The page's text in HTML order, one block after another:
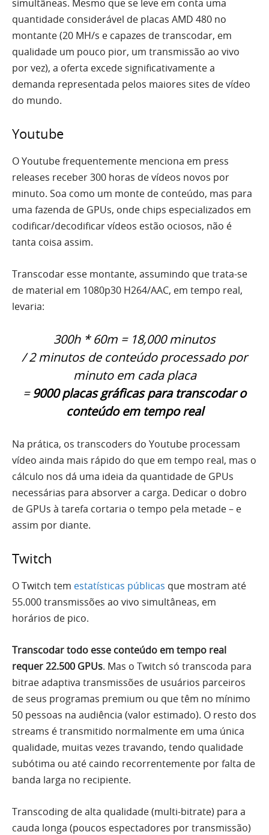
simultâneas. Mesmo que se leve em conta uma
quantidade considerável de placas AMD 480 no
montante (20 MH/s e capazes de transcodar, em
qualidade um pouco pior, um transmissão ao vivo
por vez), a oferta excede significativamente a
demanda representada pelos maiores sites de vídeo
do mundo.
Youtube
O Youtube frequentemente menciona em press
releases receber 300 horas de vídeos novos por
minuto. Soa como um monte de conteúdo, mas para
uma fazenda de GPUs, onde chips especializados em
codificar/decodificar vídeos estão ociosos, não é
tanta coisa assim.
Transcodar esse montante, assumindo que trata-se
de material em 1080p30 H264/AAC, em tempo real,
levaria:
300h * 60m = 18,000 minutos
/ 2 minutos de conteúdo processado por
minuto em cada placa
=9000 placas gráficas para transcodar o
conteúdo em tempo real
Na prática, os transcoders do Youtube processam
vídeo ainda mais rápido do que em tempo real, mas o
cálculo nos dá uma ideia da quantidade de GPUs
necessárias para absorver a carga. Dedicar o dobro
de GPUs à tarefa cortaria o tempo pela metade – e
assim por diante.
Twitch
O Twitch tem estatísticas públicas que mostram até
55.000 transmissões ao vivo simultâneas, em
horários de pico.
Transcodar todo esse conteúdo em tempo real
requer 22.500 GPUs. Mas o Twitch só transcoda para
bitrae adaptiva transmissões de usuários parceiros
de seus programas premium ou que têm no mínimo
50 pessoas na audiência (valor estimado). O resto dos
streams é transmitido normalmente em uma única
qualidade, muitas vezes travando, tendo qualidade
subótima ou até caindo recorrentemente por falta de
banda larga no recipiente.
Transcoding de alta qualidade (multi-bitrate) para a
cauda longa (poucos espectadores por transmissão)